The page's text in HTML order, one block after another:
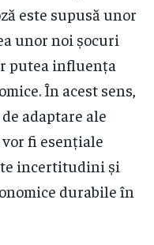
este supusă unor
unor noi șocuri
putea influența
În acest sens,
adaptare ale
fi esențiale
incertitudini și
durabile în